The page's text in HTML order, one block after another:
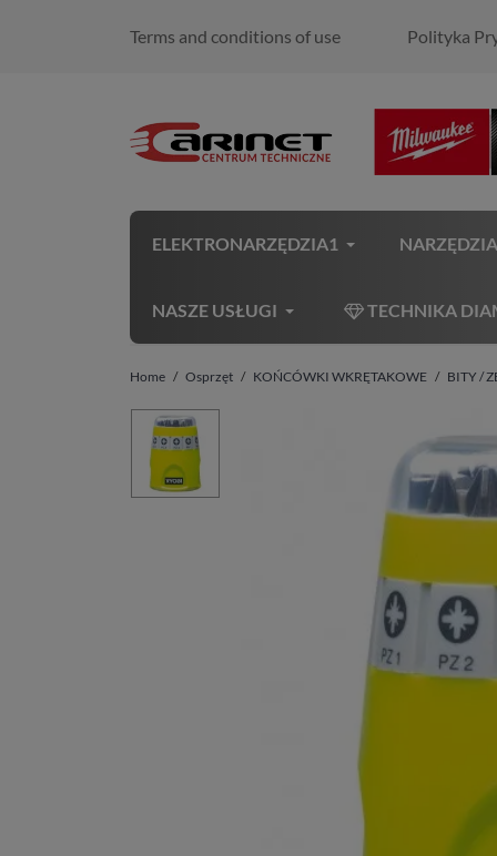
Terms and conditions of use Polityka
ELEKTRONARZĘDZIA1
NASZE USŁUGI TECHNIKA
Home Osprzęt KOŃCÓWKI WKRĘTAKOWE BITY /